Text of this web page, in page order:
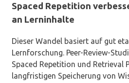
Spaced Repetition
an Lerninhalte
Dieser Wandel basiert auf gut
Lernforschung. Peer-Review-
Spaced Repetition und Retrieval
langfristigen Speicherung von